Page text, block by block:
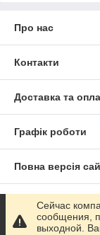
Про нас
Контакти
Доставка та
Графік роботи
Повна версія
Сайт створено
Сейчас
сообщения,
выходной.